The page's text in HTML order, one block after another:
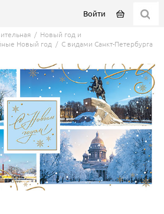
Войти
/ Новый год и
Новый год/ С видами Санкт-Петербурга